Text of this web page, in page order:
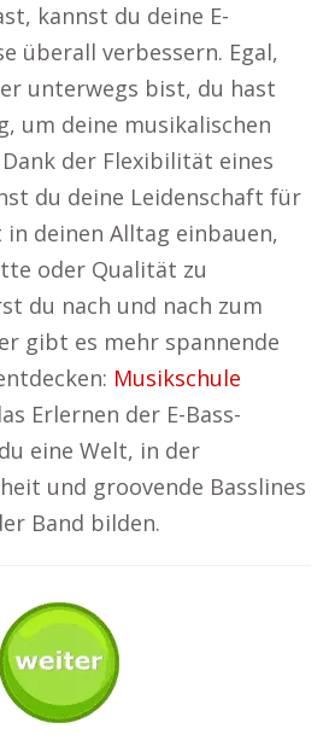
kannst du deine E-
überall verbessern. Egal,
unterwegs bist, du hast
um deine musikalischen
der Flexibilität eines
du deine Leidenschaft für
deinen Alltag einbauen,
oder Qualität zu
du nach und nach zum
gibt es mehr spannende
Musikschule
Erlernen der E-Bass-
eine Welt, in der
und groovende Basslines
Band bilden.